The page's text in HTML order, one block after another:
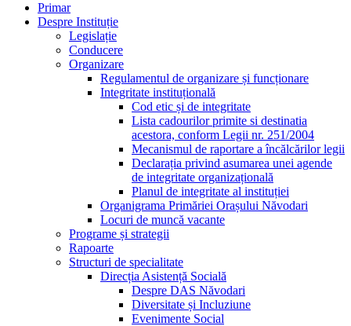
Primar
Despre Instituție
Legislație
Conducere
Organizare
Regulamentul de organizare și funcționare
Integritate instituțională
Cod etic și de integritate
Lista cadourilor primite si destinatia
acestora, conform Legii nr. 251/2004
Mecanismul de raportare a încălcărilor legii
Declarația privind asumarea unei agende
de integritate organizațională
Planul de integritate al instituției
Organigrama Primăriei Orașului Năvodari
Locuri de muncă vacante
Programe și strategii
Rapoarte
Structuri de specialitate
Direcția Asistență Socială
Despre DAS Năvodari
Diversitate și Incluziune
Evenimente Social